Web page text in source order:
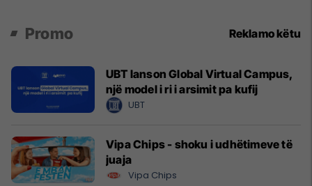
Promo Reklamo këtu
UBT lanson Global Virtual Campus,
një model i ri i arsimit pa kufij
UBT
Vipa Chips - shoku i udhëtimeve të
juaja
Vipa Chips